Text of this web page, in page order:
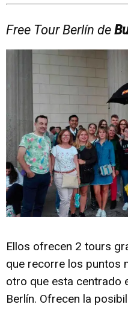
Free Tour Berlín de
Ellos ofrecen 2 tours
que recorre los puntos
otro que esta centrado
Berlín. Ofrecen la